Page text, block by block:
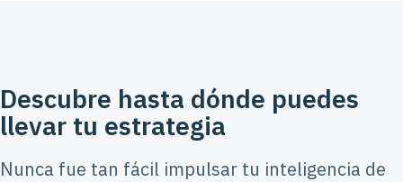
Descubre hasta dónde puedes
llevar tu estrategia
Nunca fue tan fácil impulsar tu inteligencia de